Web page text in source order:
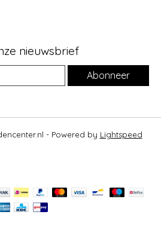
nieuwsbrief
Abonneer
- Powered by Lightspeed